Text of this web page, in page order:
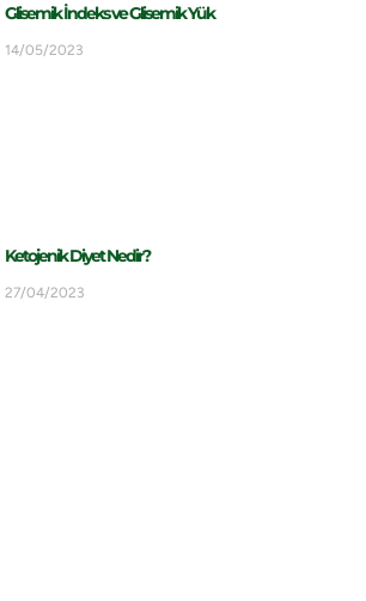
Glisemik İndeks ve Glisemik Yük
14/05/2023
Ketojenik Diyet Nedir?
27/04/2023